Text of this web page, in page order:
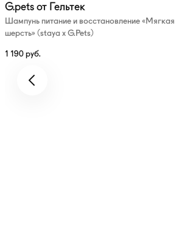
G.pets от Гельтек
Шампунь питание и восстановление «Мягкая
шерсть» (staya х G.Pets)
1 190 руб.